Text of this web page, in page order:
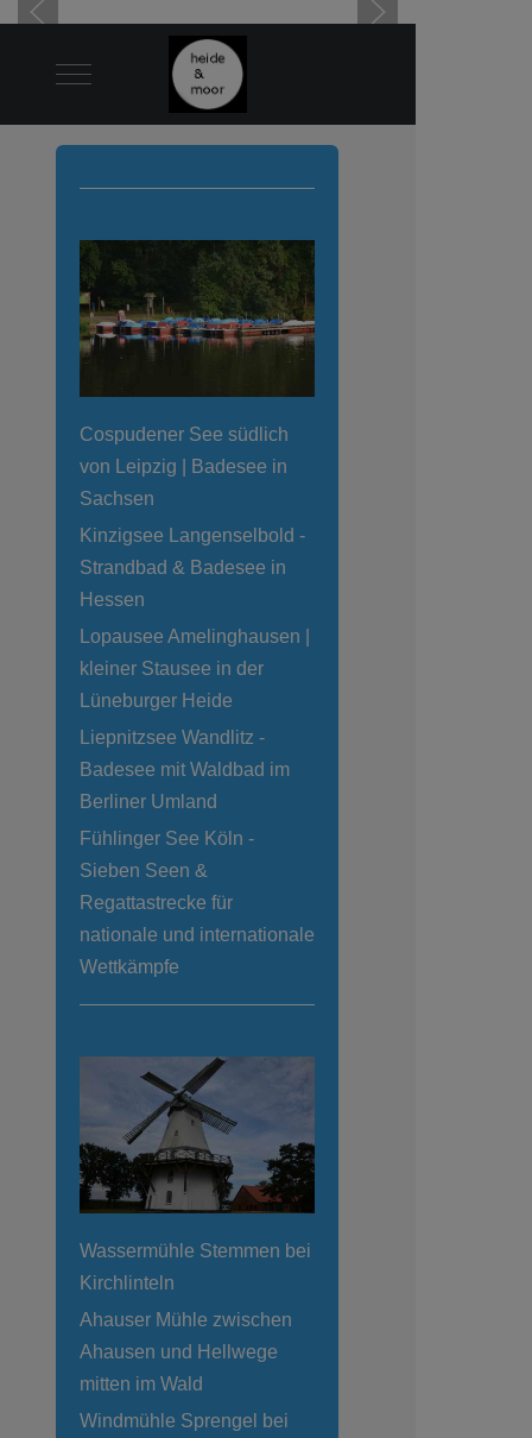
Mobile Menu Toggle
Cospudener See südlich
von Leipzig | Badesee in
Sachsen
Kinzigsee Langenselbold -
Strandbad & Badesee in
Hessen
Lopausee Amelinghausen |
kleiner Stausee in der
Lüneburger Heide
Liepnitzsee Wandlitz -
Badesee mit Waldbad im
Berliner Umland
Fühlinger See Köln -
Sieben Seen &
Regattastrecke für
nationale und internationale
Wettkämpfe
Wassermühle Stemmen bei
Kirchlinteln
Ahauser Mühle zwischen
Ahausen und Hellwege
mitten im Wald
Windmühle Sprengel bei